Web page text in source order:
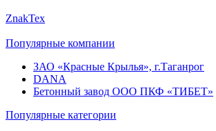
ZnakTex
Популярные компании
ЗАО «Красные Крылья», г.Таганрог
DANA
Бетонный завод ООО ПКФ «ТИБЕТ»
Популярные категории